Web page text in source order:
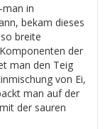
in
bekam dieses
breite
der
man den Teig
von Ei,
man auf der
der sauren